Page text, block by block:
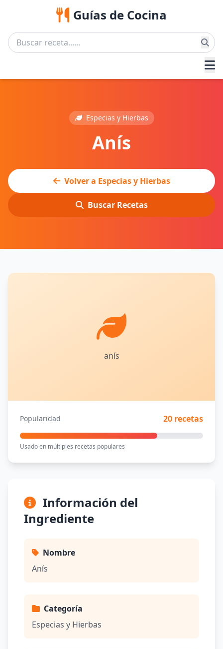
Guías de Cocina
Especias y Hierbas
Anís
Volver a Especias y Hierbas
Buscar Recetas
anís
Popularidad 20 recetas
Usado en múltiples recetas populares
Información del
Ingrediente
Nombre
Anís
Categoría
Especias y Hierbas